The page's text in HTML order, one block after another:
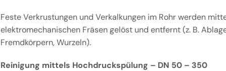
Feste Verkrustungen und Verkalkungen im Rohr werden
elektromechanischen Fräsen gelöst und entfernt (z. B.
Fremdkörpern, Wurzeln).
Reinigung mittels Hochdruckspülung – DN 50 – 350